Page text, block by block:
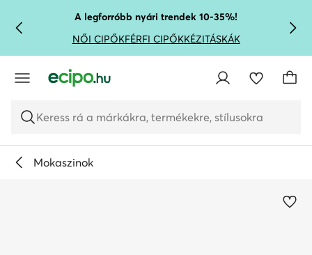
UGRÁS A FŐ TARTALOMRA
UGRÁS A KERESÉSHEZA legforróbb nyári trendek 10-35%!
NŐI CIPŐKFÉRFI CIPŐKKÉZITÁSKÁK
Keress rá a márkákra, termékekre, stílusokra
Mokaszinok